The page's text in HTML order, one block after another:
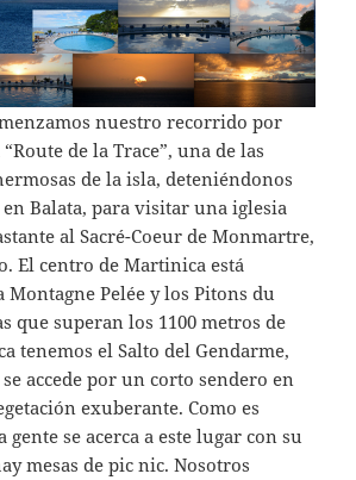
nuestro recorrido por
de la Trace”, una de las
de la isla, deteniéndonos
Balata, para visitar una iglesia
al Sacré-Coeur de Monmartre,
El centro de Martinica está
Pelée y los Pitons du
que superan los 1100 metros de
tenemos el Salto del Gendarme,
se accede por un corto sendero en
exuberante. Como es
se acerca a este lugar con su
mesas de pic nic. Nosotros